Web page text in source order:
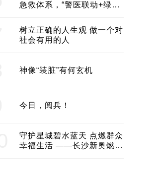
急救体系，“警医联动+绿波
树立正确的人生观 做一个对
社会有用的人
神像“装脏”有何玄机
今日，阅兵！
守护星城碧水蓝天 点燃群众
幸福生活 ——长沙新奥燃气